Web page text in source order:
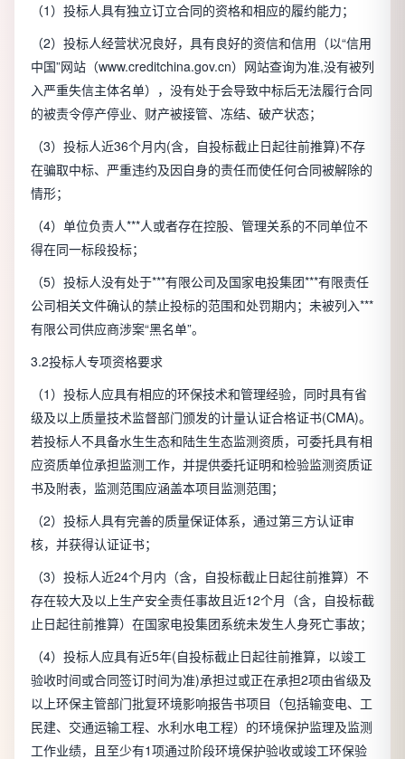
（1）投标人具有独立订立合同的资格和相应的履约能力；
（2）投标人经营状况良好，具有良好的资信和信用（以“信用
中国”网站（www.creditchina.gov.cn）网站查询为准,没有被列
入严重失信主体名单），没有处于会导致中标后无法履行合同
的被责令停产停业、财产被接管、冻结、破产状态；
（3）投标人近36个月内(含，自投标截止日起往前推算)不存
在骗取中标、严重违约及因自身的责任而使任何合同被解除的
情形；
（4）单位负责人***人或者存在控股、管理关系的不同单位不
得在同一标段投标；
（5）投标人没有处于***有限公司及国家电投集团***有限责任
公司相关文件确认的禁止投标的范围和处罚期内；未被列入***
有限公司供应商涉案“黑名单”。
3.2投标人专项资格要求
（1）投标人应具有相应的环保技术和管理经验，同时具有省
级及以上质量技术监督部门颁发的计量认证合格证书(CMA)。
若投标人不具备水生生态和陆生生态监测资质，可委托具有相
应资质单位承担监测工作，并提供委托证明和检验监测资质证
书及附表，监测范围应涵盖本项目监测范围；
（2）投标人具有完善的质量保证体系，通过第三方认证审
核，并获得认证证书；
（3）投标人近24个月内（含，自投标截止日起往前推算）不
存在较大及以上生产安全责任事故且近12个月（含，自投标截
止日起往前推算）在国家电投集团系统未发生人身死亡事故；
（4）投标人应具有近5年(自投标截止日起往前推算，以竣工
验收时间或合同签订时间为准)承担过或正在承担2项由省级及
以上环保主管部门批复环境影响报告书项目（包括输变电、工
民建、交通运输工程、水利水电工程）的环境保护监理及监测
工作业绩，且至少有1项通过阶段环境保护验收或竣工环保验